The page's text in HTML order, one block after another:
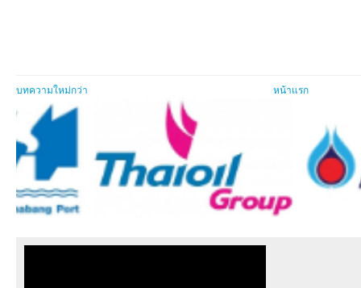
บทความใหม่กว่า หน้าแรก